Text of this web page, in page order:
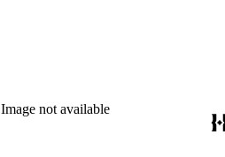
Image not available